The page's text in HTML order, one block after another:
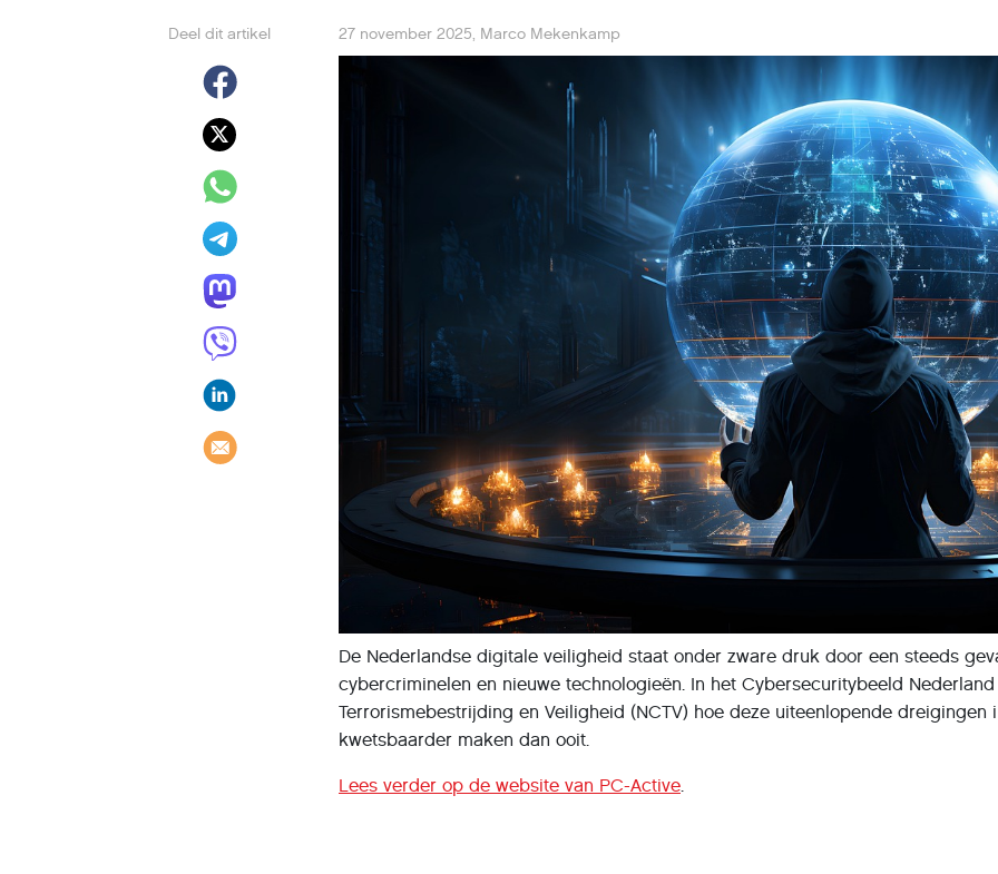
Deel dit artikel 27 november 2025, Marco Mekenkamp
De Nederlandse digitale veiligheid staat onder zware druk door een steeds
cybercriminelen en nieuwe technologieën. In het Cybersecuritybeeld
Terrorismebestrijding en Veiligheid (NCTV) hoe deze uiteenlopende
kwetsbaarder maken dan ooit.
Lees verder op de website van PC-Active